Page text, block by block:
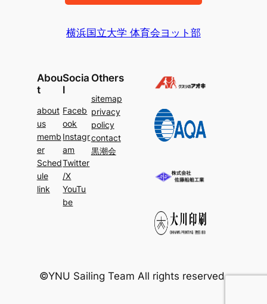
横浜国立大学 体育会ヨット部
Abou
t
about
us
memb
er
Sched
ule
link
Socia
l
Faceb
ook
Instagr
am
Twitter
/X
YouTu
be
Others
sitemap
privacy
policy
contact
黒潮会
©YNU Sailing Team All rights reserved.